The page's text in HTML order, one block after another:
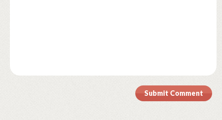
Submit Comment